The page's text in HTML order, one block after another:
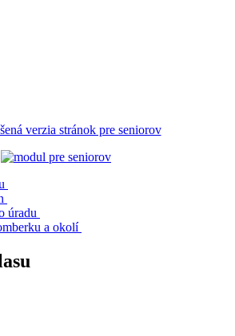
verzia stránok pre seniorov
úradu
a okolí